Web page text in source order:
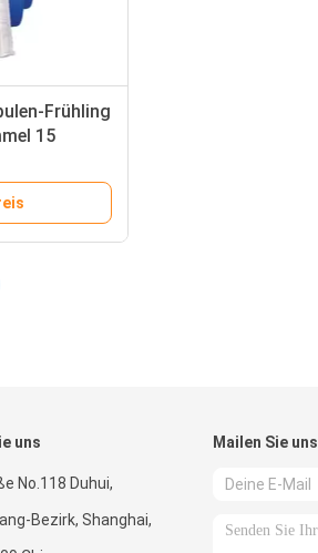
Frühling
15
uns
No.118 Duhui,
Bezirk, Shanghai,
Mailen Sie uns